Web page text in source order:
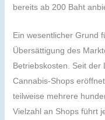
bereits ab 200 Baht
Ein wesentlicher Grund
Übersättigung des
Betriebskosten. Seit der
Cannabis-Shops
teilweise mehrere
Vielzahl an Shops führt